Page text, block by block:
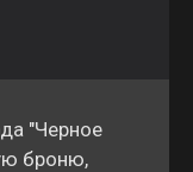
"Черное
броню,